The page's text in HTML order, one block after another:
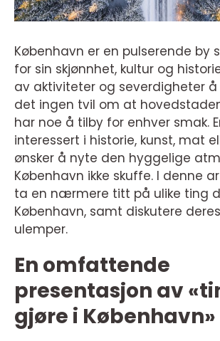
København er en pulserende by
for sin skjønnhet, kultur og
av aktiviteter og severdigheter å
det ingen tvil om at
har noe å tilby for enhver smak.
interessert i historie, kunst, mat
ønsker å nyte den hyggelige
København ikke skuffe. I denne
ta en nærmere titt på ulike ting
København, samt diskutere
ulemper.
En omfattende
presentasjon av
gjøre i København»